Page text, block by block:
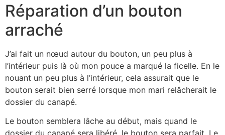
Réparation d’un bouton
arraché
J’ai fait un nœud autour du bouton, un peu plus à
l’intérieur puis là où mon pouce a marqué la ficelle. En le
nouant un peu plus à l’intérieur, cela assurait que le
bouton serait bien serré lorsque mon mari relâcherait le
dossier du canapé.
Le bouton semblera lâche au début, mais quand le
dossier du canapé sera libéré, le bouton sera parfait. Le